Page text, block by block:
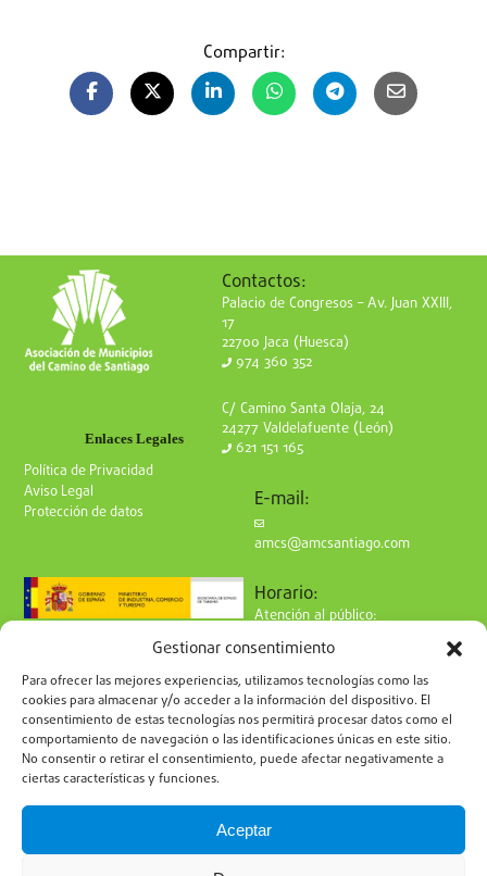
Gestionar consentimiento
Para ofrecer las mejores experiencias, utilizamos tecnologías como las
cookies para almacenar y/o acceder a la información del dispositivo. El
consentimiento de estas tecnologías nos permitirá procesar datos como el
comportamiento de navegación o las identificaciones únicas en este sitio.
No consentir o retirar el consentimiento, puede afectar negativamente a
ciertas características y funciones.
Aceptar
Compartir:
Enlaces Legales
Política de Privacidad
Aviso Legal
Protección de datos
Contactos:
Palacio de Congresos – Av. Juan XXIII,
17
22700 Jaca (Huesca)
974 360 352
C/ Camino Santa Olaja, 24
24277 Valdelafuente (León)
621 151 165
E-mail:
amcs@amcsantiago.com
Horario:
Atención al público:
de 9 a 15h
Síguenos en redes:
Suscríbete a nuestro boletín